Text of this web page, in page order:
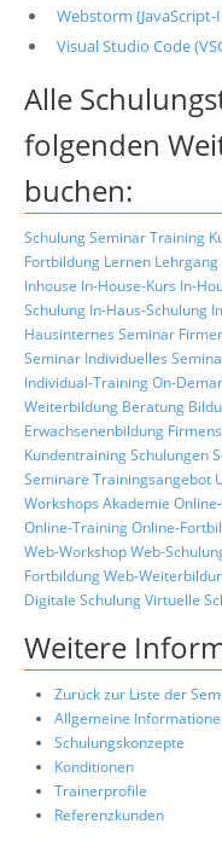
Webstorm (JavaScript-
Visual Studio Code
Alle
folgenden
buchen:
SchulungSeminarTraining
Fortbildung Lernen Lehrgang
Inhouse In-House-Kurs In-
Schulung In-Haus-Schulung
Hausinternes Seminar
Seminar Individuelles
Individual-TrainingOn-
Weiterbildung Beratung
Erwachsenenbildung
KundentrainingSchulungen
Seminare Trainingsangebot
Workshops Akademie
Online-TrainingOnline-
Web-WorkshopWeb-
FortbildungWeb-
Digitale SchulungVirtuelle
Weitere
Zurück zur Liste der
Allgemeine
Schulungskonzepte
Konditionen
Trainerprofile
Referenzkunden